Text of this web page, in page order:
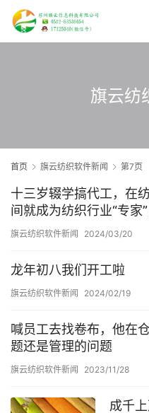
旗云纺
首页 旗云纺织软件新闻 第7页
十三岁辍学搞代工，在
间就成为纺织行业“专家
下优衣库、阿迪达斯、
旗云纺织软件新闻 2024/03/20
龙年初八我们开工啦
旗云纺织软件新闻 2024/02/19
喊员工去找卷布，他在
题还是管理的问题
旗云纺织软件新闻 2023/11/28
成千